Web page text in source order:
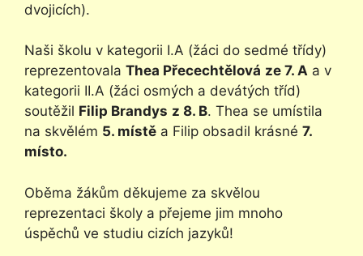
dvojicích).
Naši školu v kategorii I.A (žáci do sedmé třídy)
reprezentovala Thea Přecechtělová ze 7. A a v
kategorii II.A (žáci osmých a devátých tříd)
soutěžil Filip Brandys z 8. B. Thea se umístila
na skvělém 5. místě a Filip obsadil krásné 7.
místo.
Oběma žákům děkujeme za skvělou
reprezentaci školy a přejeme jim mnoho
úspěchů ve studiu cizích jazyků!